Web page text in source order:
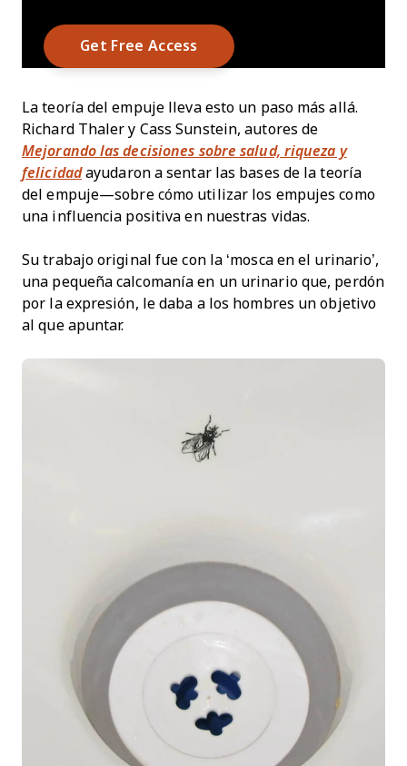
La teoría del empuje lleva esto un paso más allá.
Richard Thaler y Cass Sunstein, autores de
Mejorando las decisiones sobre salud, riqueza y
felicidadayudaron a sentar las bases de la teoría
del empuje—sobre cómo utilizar los empujes como
una influencia positiva en nuestras vidas.
Su trabajo original fue con la ‘mosca en el urinario’,
una pequeña calcomanía en un urinario que, perdón
por la expresión, le daba a los hombres un objetivo
al que apuntar.